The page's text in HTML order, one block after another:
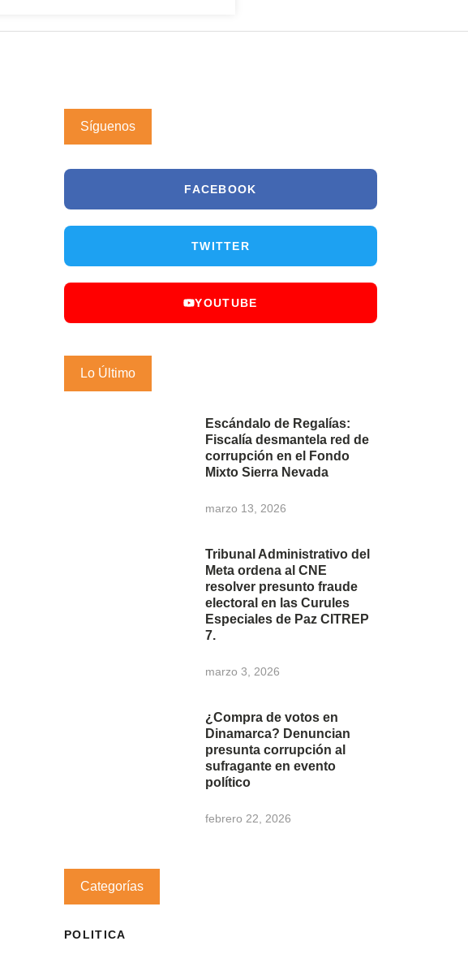
Síguenos
FACEBOOK
TWITTER
YOUTUBE
Lo Último
Escándalo de Regalías:
Fiscalía desmantela red de
corrupción en el Fondo
Mixto Sierra Nevada
marzo 13, 2026
Tribunal Administrativo del
Meta ordena al CNE
resolver presunto fraude
electoral en las Curules
Especiales de Paz CITREP
7.
marzo 3, 2026
¿Compra de votos en
Dinamarca? Denuncian
presunta corrupción al
sufragante en evento
político
febrero 22, 2026
Categorías
POLITICA